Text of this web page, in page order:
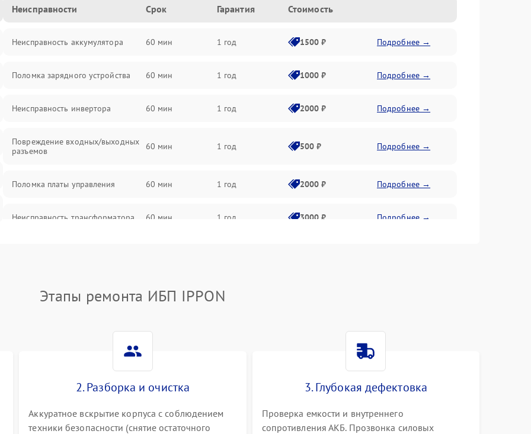
Неисправности Срок Гарантия Стоимость
Неисправность аккумулятора 60 мин 1 год 1500 ₽ Подробнее →
Поломка зарядного устройства 60 мин 1 год 1000 ₽ Подробнее →
Неисправность инвертора 60 мин 1 год 2000 ₽ Подробнее →
Повреждение входных/выходных
разъемов
60 мин 1 год 500 ₽ Подробнее →
Поломка платы управления 60 мин 1 год 2000 ₽ Подробнее →
Неисправность трансформатора 60 мин 1 год 3000 ₽ Подробнее →
Поломка фильтров (EMI/EMC) 60 мин 1000 ₽ Подробнее →
Неисправность системы защиты 60 мин 1500 ₽ Подробнее →
Этапы ремонта ИБП IPPON
2. Разборка и очистка
Аккуратное вскрытие корпуса с соблюдением
техники безопасности (снятие остаточного
3. Глубокая дефектовка
Проверка емкости и внутреннего
сопротивления АКБ. Прозвонка силовых